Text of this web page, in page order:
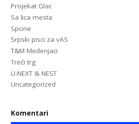
Projekat Glac
Sa lica mesta
Spone
Srpski pisci za vAS
T&M Medenjaci
Treći trg
U-NEXT & NEST
Uncategorized
Komentari